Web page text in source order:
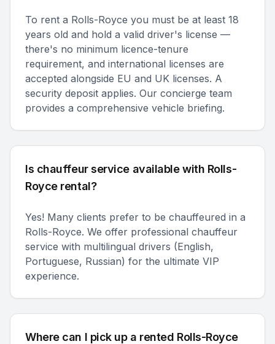
To rent a Rolls-Royce you must be at least 18
years old and hold a valid driver's license —
there's no minimum licence-tenure
requirement, and international licenses are
accepted alongside EU and UK licenses. A
security deposit applies. Our concierge team
provides a comprehensive vehicle briefing.
Is chauffeur service available with Rolls-
Royce rental?
Yes! Many clients prefer to be chauffeured in a
Rolls-Royce. We offer professional chauffeur
service with multilingual drivers (English,
Portuguese, Russian) for the ultimate VIP
experience.
Where can I pick up a rented Rolls-Royce